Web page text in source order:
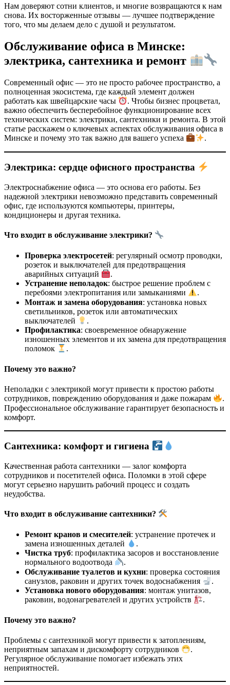
Нам доверяют сотни клиентов, и многие возвращаются к нам
снова. Их восторженные отзывы — лучшее подтверждение
того, что мы делаем дело с душой и результатом.
Обслуживание офиса в Минске:
электрика, сантехника и ремонт
Современный офис — это не просто рабочее пространство, а
полноценная экосистема, где каждый элемент должен
работать как швейцарские часы
. Чтобы бизнес процветал,
важно обеспечить бесперебойное функционирование всех
технических систем: электрики, сантехники и ремонта. В этой
статье расскажем о ключевых аспектах обслуживания офиса в
Минске и почему это так важно для вашего успеха
.
Электрика: сердце офисного пространства
Электроснабжение офиса — это основа его работы. Без
надежной электрики невозможно представить современный
офис, где используются компьютеры, принтеры,
кондиционеры и другая техника.
Что входит в обслуживание электрики?
Проверка электросетей: регулярный осмотр проводки,
розеток и выключателей для предотвращения
аварийных ситуаций
.
Устранение неполадок: быстрое решение проблем с
перебоями электропитания или замыканиями
.
Монтаж и замена оборудования: установка новых
светильников, розеток или автоматических
выключателей
.
Профилактика: своевременное обнаружение
изношенных элементов и их замена для предотвращения
поломок
.
Почему это важно?
Неполадки с электрикой могут привести к простою работы
сотрудников, повреждению оборудования и даже пожарам
.
Профессиональное обслуживание гарантирует безопасность и
комфорт.
Сантехника: комфорт и гигиена
Качественная работа сантехники — залог комфорта
сотрудников и посетителей офиса. Поломки в этой сфере
могут серьезно нарушить рабочий процесс и создать
неудобства.
Что входит в обслуживание сантехники?
Ремонт кранов и смесителей: устранение протечек и
замена изношенных деталей
.
Чистка труб: профилактика засоров и восстановление
нормального водоотвода
.
Обслуживание туалетов и кухни: проверка состояния
санузлов, раковин и других точек водоснабжения
.
Установка нового оборудования: монтаж унитазов,
раковин, водонагревателей и других устройств
.
Почему это важно?
Проблемы с сантехникой могут привести к затоплениям,
неприятным запахам и дискомфорту сотрудников
.
Регулярное обслуживание помогает избежать этих
неприятностей.